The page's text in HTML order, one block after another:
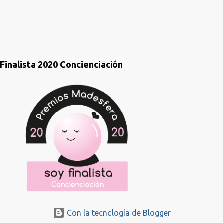
Finalista 2020 Concienciación
Con la tecnología de Blogger